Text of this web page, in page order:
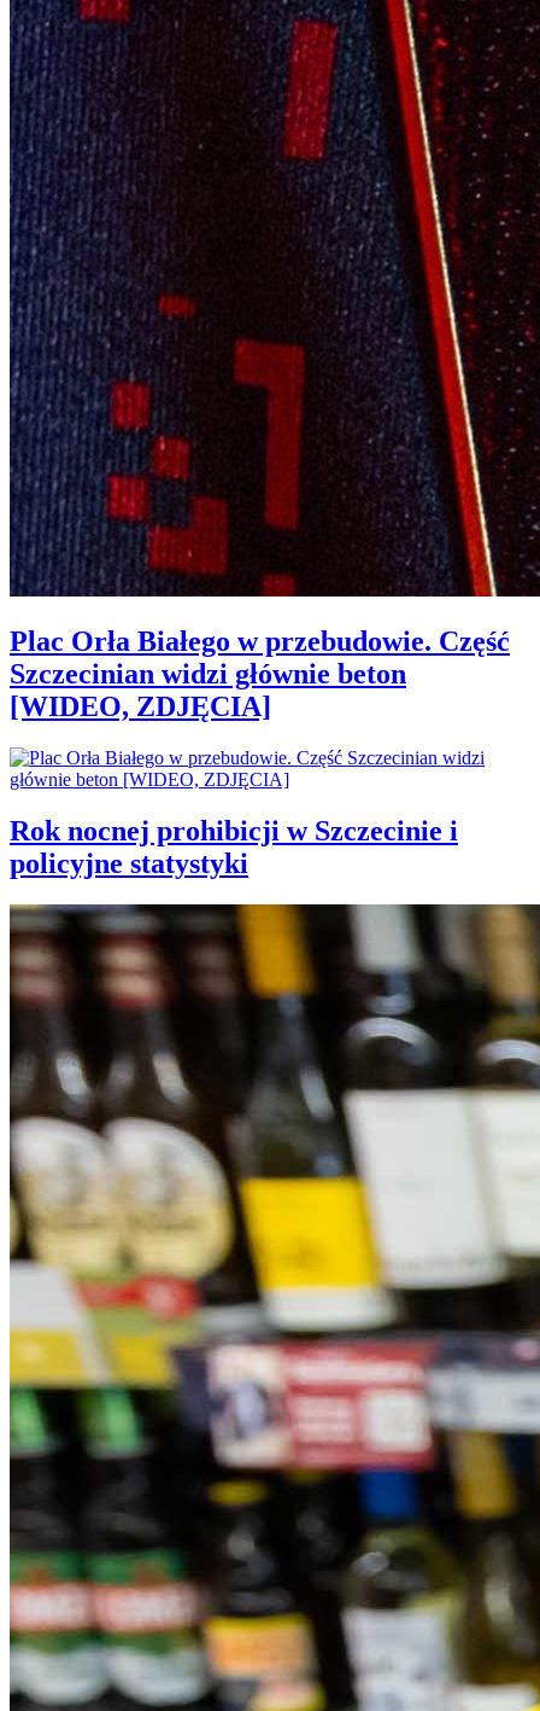
Plac Orła Białego w przebudowie. Część
Szczecinian widzi głównie beton
[WIDEO, ZDJĘCIA]
Rok nocnej prohibicji w Szczecinie i
policyjne statystyki